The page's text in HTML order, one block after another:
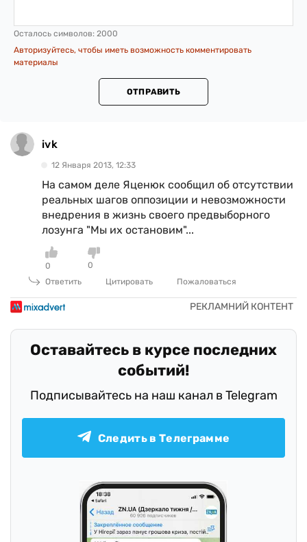
Осталось символов: 2000
Авторизуйтесь, чтобы иметь возможность комментировать
материалы
ОТПРАВИТЬ
ivk
12 Января 2013, 12:33
На самом деле Яценюк сообщил об отсутствии
реальных шагов оппозиции и невозможности
внедрения в жизнь своего предвыборного
лозунга "Мы их остановим"...
0
0
Ответить
Цитировать Пожаловаться
Оставайтесь в курсе последних
событий!
Подписывайтесь на наш канал в Telegram
Следить в Телеграмме